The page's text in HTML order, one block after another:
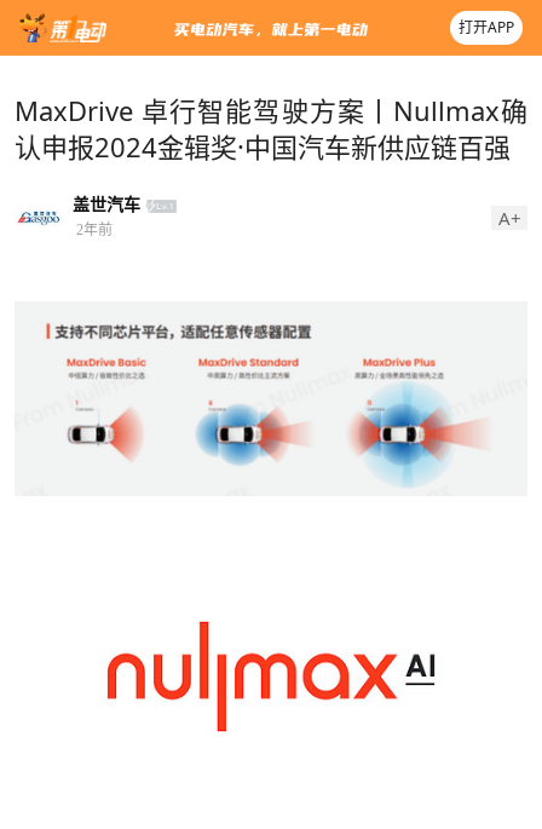
打开APP
MaxDrive 卓行智能驾驶方案丨Nullmax确
认申报2024金辑奖·中国汽车新供应链百强
盖世汽车
2年前 A+